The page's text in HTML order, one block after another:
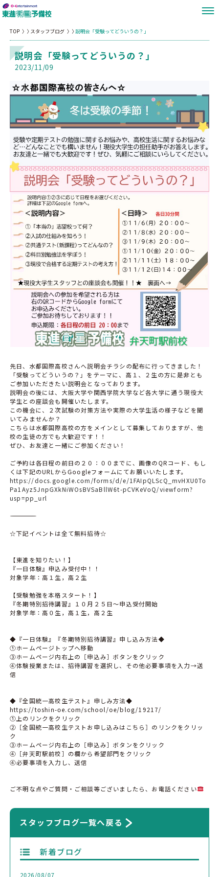
TOP スタッフブログ 説明会「受験ってどういうの？」
説明会「受験ってどういうの？」
2023/11/09
先日、水都国際高校さんへ説明会チラシの配布に行ってきました！
「受験ってどういうの？」をテーマに、高１、２生の方に是非とも
ご参加いただきたい説明会となっております。
説明会の後には、大阪大学や関西学院大学など各大学に通う現役大
学生との座談会も開催いたします。
この機会に、２次試験の対策方法や実際の大学生活の様子などを聞
いてみませんか？
こちらは水都国際高校の方をメインとして募集しておりますが、他
校の生徒の方でも大歓迎です！！
ぜひ、お友達と一緒にご参加ください！
ご予約は各日程の前日の２０：００までに、画像のQRコード、もし
くは下記のURLからGoogleフォームにてお願いいたします。
https://docs.google.com/forms/d/e/1FAIpQLScQ_mvHXU0To
Pa1Ayz5JnpGXkNiWOsBVSaBllW6t-pCVKeVoQ/viewform?
usp=pp_url
―――――――――――――――――――――――――――――――――――――――――――――――――――
☆下記イベントは全て無料招待☆
【東進を知りたい！】
『一日体験』申込み受付中！！
対象学年：高１生，高２生
【受験勉強を本格スタート！】
『冬期特別招待講習』１０月２５日～申込受付開始
対象学年：高０生，高１生，高２生
◆『一日体験』『冬期特別招待講習』申し込み方法◆
①ホームページトップへ移動
③ホームページ内右上の［申込み］ボタンをクリック
④体験授業または、招待講習を選択し、その他必要事項を入力→送
信
◆『全国統一高校生テスト』申しみ方法◆
https://toshin-oe.com/school/oe/blog/19217/
①上のリンクをクリック
②［全国統一高校生テストお申し込みはこちら］のリンクをクリッ
ク
③ホームページ内右上の［申込み］ボタンをクリック
④［弁天町駅前校］の欄から希望部門をクリック
④必要事項を入力し、送信
ご不明な点やご質問・ご相談等ございましたら、お電話ください
スタッフブログ一覧へ戻る
新着ブログ
2026/08/07